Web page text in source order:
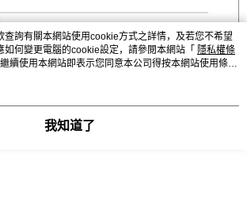
查詢有關本網站使用cookie方式之詳情，及若您不希望
何變更電腦的cookie設定，請參閱本網站「 隱私權條
續使用本網站即表示您同意本公司得按本網站使用條款
。
我知道了